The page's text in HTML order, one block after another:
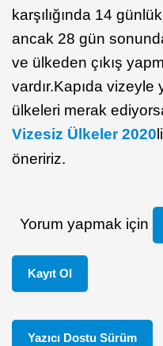
karşılığında 14
ancak 28 gün
ve ülkeden çıkış
vardır.Kapıda
ülkeleri merak
Vizesiz Ülkeler 2020
öneririz.
Yorum yapmak için
Kayıt Ol
Yazıcı Dostu Sürüm